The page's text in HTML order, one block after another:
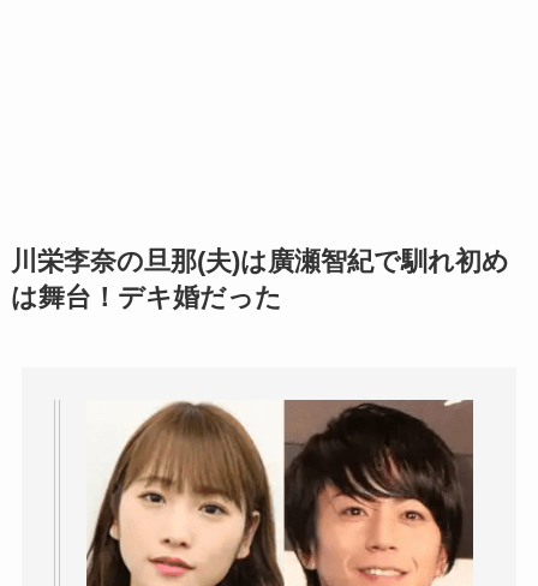
川栄李奈の旦那(夫)は廣瀬智紀で馴れ初め
は舞台！デキ婚だった